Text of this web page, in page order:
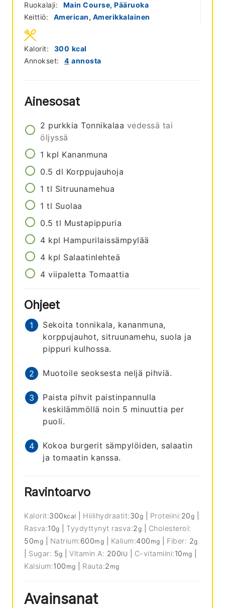
Ruokalaji:
Main Course, Pääruoka
Keittiö:
American, Amerikkalainen
Annokset: 4 annosta
Kalorit: 300 kcal
Ainesosat
2 purkkia Tonnikalaa vedessä tai
öljyssä
1 kpl Kananmuna
0.5 dl Korppujauhoja
1 tl Sitruunamehua
1 tl Suolaa
0.5 tl Mustapippuria
4 kpl Hampurilaissämpylää
4 kpl Salaatinlehteä
4 viipaletta Tomaattia
Ohjeet
Sekoita tonnikala, kananmuna,
korppujauhot, sitruunamehu, suola ja
pippuri kulhossa.
Muotoile seoksesta neljä pihviä.
Paista pihvit paistinpannulla
keskilämmöllä noin 5 minuuttia per
puoli.
Kokoa burgerit sämpylöiden, salaatin
ja tomaatin kanssa.
Ravintoarvo
Kalorit:300 kcal Hiilihydraatit:30g Proteiini:20g
Rasva:10g Tyydyttynyt rasva:2g
Cholesterol:
50mg Natrium:600mg Kalium:400 mg Fiber: 2g
Sugar: 5g |Vitamin A: 200IU C-vitamiini:10 mg
Kalsium:100 mg Rauta:2 mg
Avainsanat